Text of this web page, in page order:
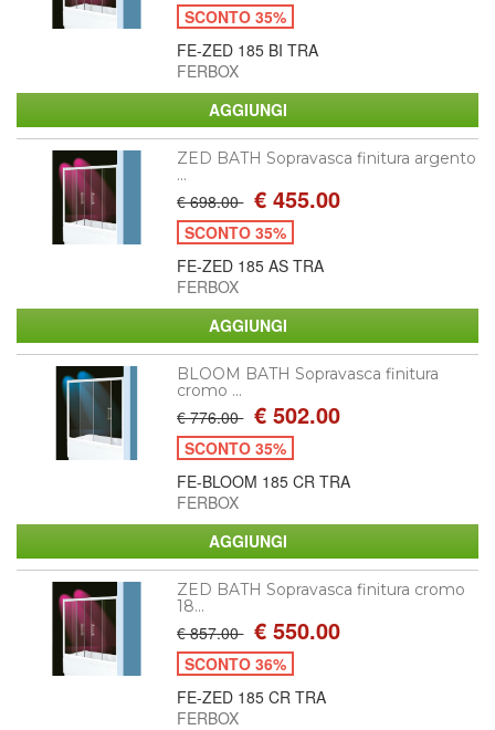
SCONTO 35%
FE-ZED 185 BI TRA
FERBOX
ZED BATH Sopravasca finitura argento
...
€ 698.00 € 455.00
SCONTO 35%
FE-ZED 185 AS TRA
FERBOX
BLOOM BATH Sopravasca finitura
cromo ...
€ 776.00 € 502.00
SCONTO 35%
FE-BLOOM 185 CR TRA
FERBOX
ZED BATH Sopravasca finitura cromo
18...
€ 857.00 € 550.00
SCONTO 36%
FE-ZED 185 CR TRA
FERBOX